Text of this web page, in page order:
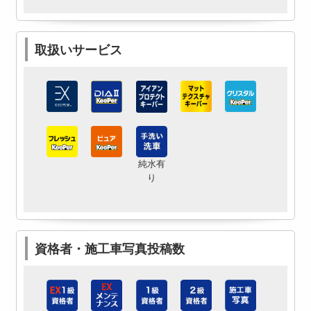
取扱いサービス
純水有
り
資格者・施工車写真投稿数